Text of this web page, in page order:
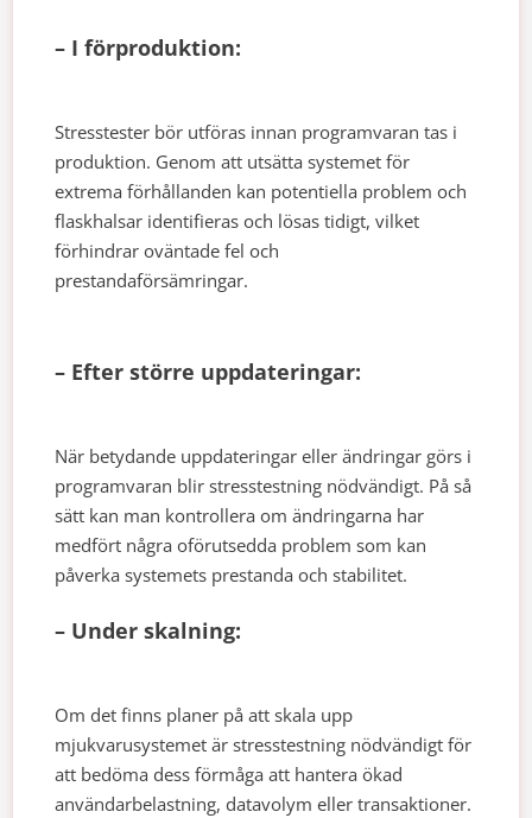
– I förproduktion:
Stresstester bör utföras innan programvaran tas i
produktion. Genom att utsätta systemet för
extrema förhållanden kan potentiella problem och
flaskhalsar identifieras och lösas tidigt, vilket
förhindrar oväntade fel och
prestandaförsämringar.
– Efter större uppdateringar:
När betydande uppdateringar eller ändringar görs i
programvaran blir stresstestning nödvändigt. På så
sätt kan man kontrollera om ändringarna har
medfört några oförutsedda problem som kan
påverka systemets prestanda och stabilitet.
– Under skalning:
Om det finns planer på att skala upp
mjukvarusystemet är stresstestning nödvändigt för
att bedöma dess förmåga att hantera ökad
användarbelastning, datavolym eller transaktioner.